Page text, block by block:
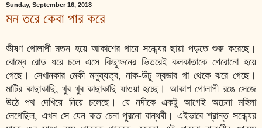
Sunday, September 16, 2018
মন তরে কেবা পার করে
ভীষণ গোলাপী মতন হয়ে আকাশের গায়ে সন্ধ্যের ছায়া পড়তে শুরু করেছে।
বোম্বে রোড ধরে চলে এসে কিছুক্ষনের ভিতরেই কলকাতাকে পেরোনো হয়ে
গেছে। সেখানকার মেকী মনুষ্যত্ব, নাক-উঁচু স্বভাব গা থেকে ঝরে গেছে।
মাটির কাছাকাছি, খুব খুব কাছাকাছি যাওয়া হচ্ছে। আকাশ গোলাপী রঙে সেজে
উঠে পথ দেখিয়ে নিয়ে চলেছে। যে নদীকে একটু আগেই অচেনা মহিলা
লেগেছিল, এখন সে যেন কত চেনা পুরনো বান্ধবী। এইভাবে শ্রান্ত সন্ধ্যের